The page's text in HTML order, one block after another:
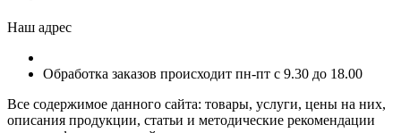
Наш адрес
Обработка заказов происходит пн-пт с 9.30 до 18.00
Все содержимое данного сайта: товары, услуги, цены на них,
описания продукции, статьи и методические рекомендации